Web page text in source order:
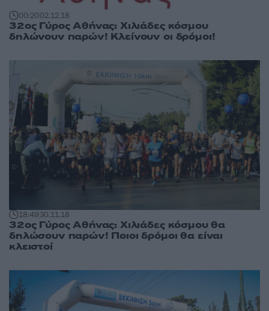
00:2002.12.18
32ος Γύρος Αθήνας: Χιλιάδες κόσμου
δηλώνουν παρών! Κλείνουν οι δρόμοι!
18:4930.11.18
32ος Γύρος Αθήνας: Χιλιάδες κόσμου θα
δηλώσουν παρών! Ποιοι δρόμοι θα είναι
κλειστοί